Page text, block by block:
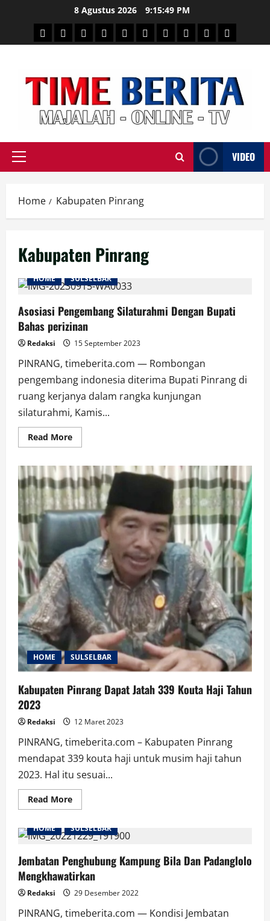
content
8 Agustus 2026 9:15:50 PM
HEADLINE
PARESULSELBAR
POLITIKHUKRIMNASIONAL
PENKESSPORTAINMENT
DUNIAMEDSOS
Primary
VIDEO
Home Kabupaten Pinrang
Kabupaten Pinrang
HOME SULSELBAR
Asosiasi Pengembang Silaturahmi Dengan Bupati
Bahas perizinan
Redaksi 15 September 2023
PINRANG, timeberita.com — Rombongan
pengembang indonesia diterima Bupati Pinrang di
ruang kerjanya dalam rangka kunjungan
silaturahmi, Kamis...
Read MoreRead
more
Pengembang
Silaturahmi
Dengan
Bupati
Bahas
perizinan
HOME SULSELBAR
Kabupaten Pinrang Dapat Jatah 339 Kouta Haji Tahun
2023
Redaksi 12 Maret 2023
PINRANG, timeberita.com – Kabupaten Pinrang
mendapat 339 kouta haji untuk musim haji tahun
2023. Hal itu sesuai...
Read MoreRead
more
Pinrang
Dapat
339
Kouta
Haji
Tahun
2023
HOME SULSELBAR
Jembatan Penghubung Kampung Bila Dan Padanglolo
Mengkhawatirkan
Redaksi 29 Desember 2022
PINRANG, timeberita.com — Kondisi Jembatan